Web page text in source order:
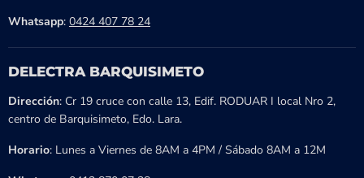
Whatsapp: 0424 407 78 24
DELECTRA BARQUISIMETO
Dirección: Cr 19 cruce con calle 13, Edif. RODUAR I local Nro 2,
centro de Barquisimeto, Edo. Lara.
Horario: Lunes a Viernes de 8AM a 4PM / Sábado 8AM a 12M